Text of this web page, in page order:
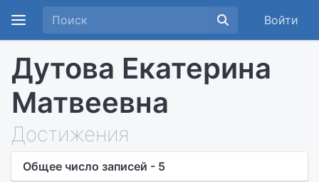
Войти
Дутова Екатерина
Матвеевна
Достижения
Общее число записей - 5